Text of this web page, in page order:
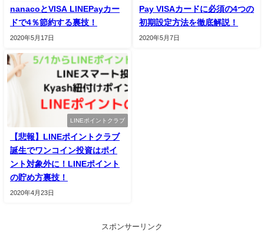
nanacoとVISA LINEPayカー
ドで4％節約する裏技！
2020年5月17日
Pay VISAカードに必須の4つの
初期設定方法を徹底解説！
2020年5月7日
LINEポイントクラブ
【悲報】LINEポイントクラブ
誕生でワンコイン投資はポイ
ント対象外に！LINEポイント
の貯め方裏技！
2020年4月23日
スポンサーリンク